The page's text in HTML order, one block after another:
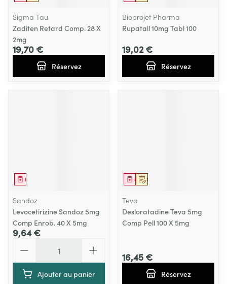
Sigma Tau
Zaditen Retard Comp. 28 X
2mg
19,70 €
Réservez
Bioprojet Pharma
Rupatall 10mg Tabl 100
19,02 €
Réservez
Médicament
Sandoz
Levocetirizine Sandoz 5mg
Comp Enrob. 40 X 5mg
9,64 €
Ajouter au panier
Sur prescription
Médicament
Teva
Desloratadine Teva 5mg
Comp Pell 100 X 5mg
16,45 €
Réservez